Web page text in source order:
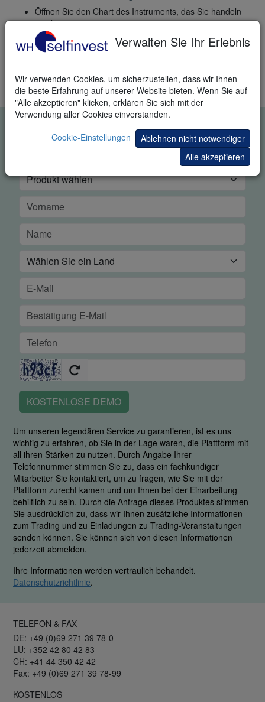
Öffnen Sie den Chart des Instruments, das Sie handeln
möchten.
Wählen Sie im Ordner WHS Proposals den PMI.
derGefärbter Durchschnitt
Verwalten Sie Ihr Erlebnis
Wir verwenden Cookies, um sicherzustellen, dass wir Ihnen
die beste Erfahrung auf unserer Website bieten. Wenn Sie auf
"Alle akzeptieren" klicken, erklären Sie sich mit der
Verwendung aller Cookies einverstanden.
Cookie-Einstellungen
Ablehnen nicht notwendiger
Alle akzeptieren
KOSTENLOSE REAL-TIME
TRADING DEMO
KOSTENLOSE DEMO
Um unseren legendären Service zu garantieren, ist es uns
wichtig zu erfahren, ob Sie in der Lage waren, die Plattform mit
all ihren Stärken zu nutzen. Durch Angabe Ihrer
Telefonnummer stimmen Sie zu, dass ein fachkundiger
Mitarbeiter Sie kontaktiert, um zu fragen, wie Sie mit der
Plattform zurecht kamen und um Ihnen bei der Einarbeitung
behilflich zu sein. Durch die Anfrage dieses Produktes stimmen
Sie ausdrücklich zu, dass wir Ihnen zusätzliche Informationen
zum Trading und zu Einladungen zu Trading-Veranstaltungen
senden können. Sie können sich von diesen Informationen
jederzeit abmelden.
Ihre Informationen werden vertraulich behandelt.
Datenschutzrichtlinie.
TELEFON & FAX
DE: +49 (0)69 271 39 78-0
LU: +352 42 80 42 83
CH: +41 44 350 42 42
Fax: +49 (0)69 271 39 78-99
KOSTENLOS